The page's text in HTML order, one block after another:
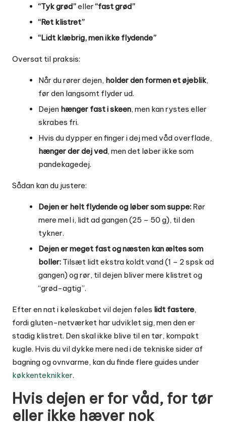
“Tyk grød”eller“fast grød”
“Ret klistret”
“Lidt klæbrig, men ikke flydende”
Oversat til praksis:
Når du rører dejen, holder den formen et øjeblik,
før den langsomt flyder ud.
Dejen hænger fast i skeen, men kan rystes eller
skrabes fri.
Hvis du dypper en finger i dej med våd overflade,
hænger der dej ved, men det løber ikke som
pandekagedej.
Sådan kan du justere:
Dejen er helt flydende og løber som suppe: Rør
mere mel i, lidt ad gangen (25 – 50 g), til den
tykner.
Dejen er meget fast og næsten kan æltes som
boller: Tilsæt lidt ekstra koldt vand (1 – 2 spsk ad
gangen) og rør, til dejen bliver mere klistret og
“grød-agtig”.
Efter en nat i køleskabet vil dejen føles lidt fastere,
fordi gluten-netværket har udviklet sig, men den er
stadig klistret. Den skal ikke blive til en tør, kompakt
kugle. Hvis du vil dykke mere ned i de tekniske sider af
bagning og ovnvarme, kan du finde flere guides under
køkkenteknikker.
Hvis dejen er for våd, for tør
eller ikke hæver nok